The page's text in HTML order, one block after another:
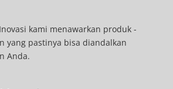
kami menawarkan produk -
yang pastinya bisa diandalkan
Anda.